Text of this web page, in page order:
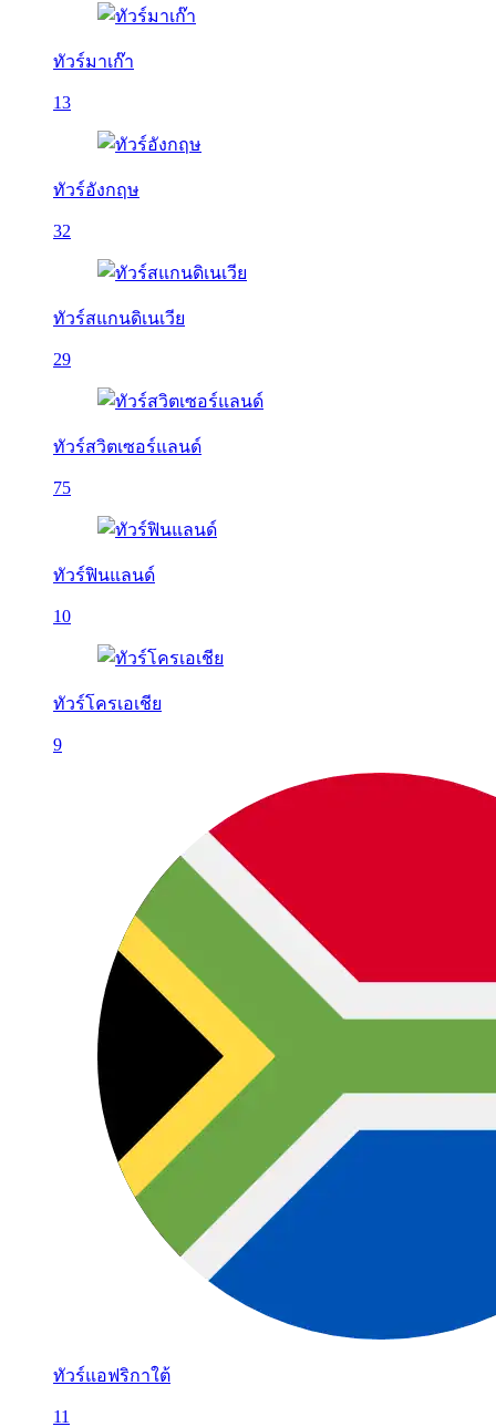
ทัวร์มาเก๊า
13
ทัวร์อังกฤษ
32
ทัวร์สแกนดิเนเวีย
29
ทัวร์สวิตเซอร์แลนด์
75
ทัวร์ฟินแลนด์
10
ทัวร์โครเอเชีย
9
ทัวร์แอฟริกาใต้
11